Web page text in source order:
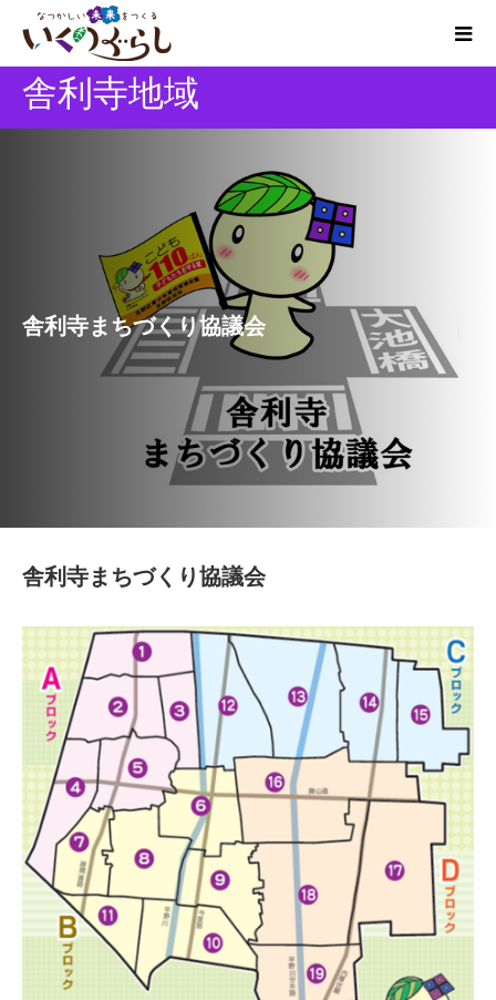
舎利寺地域
舎利寺まちづくり協議会
舎利寺まちづくり協議会